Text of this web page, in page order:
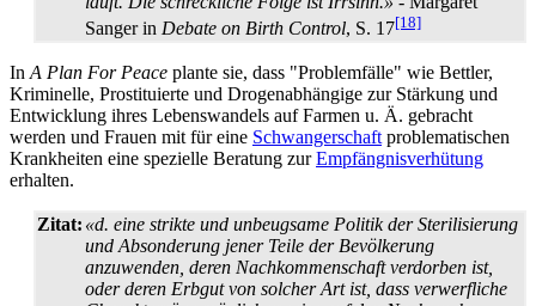
Sanger in Debate on Birth Control, S. 17[18]
In A Plan For Peace plante sie, dass "Problemfälle" wie Bettler,
Kriminelle, Prostituierte und Drogen­abhängige zur Stärkung und
Entwicklung ihres Lebens­wandels auf Farmen u. Ä. gebracht
werden und Frauen mit für eine Schwangerschaft problematischen
Krankheiten eine spezielle Beratung zurEmpfängnisverhütung
erhalten.
Zitat: «d. eine strikte und unbeugsame Politik der Sterilisierung
und Absonderung jener Teile der Bevölkerung
anzuwenden, deren Nach­kommen­schaft verdorben ist,
oder deren Erbgut von solcher Art ist, dass verwerfliche